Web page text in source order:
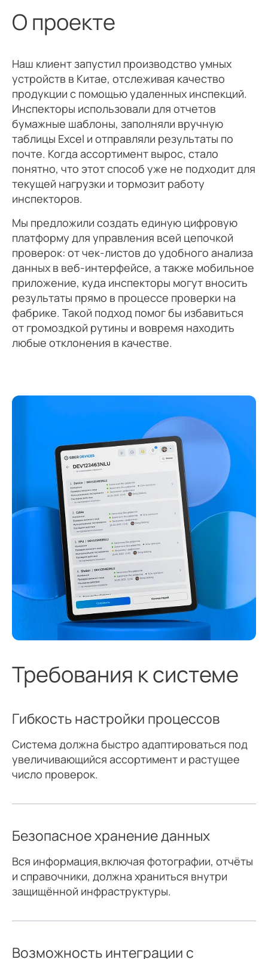
О проекте
Наш клиент запустил производство умных
устройств в Китае, отслеживая качество
продукции с помощью удаленных инспекций.
Инспекторы использовали для отчетов
бумажные шаблоны, заполняли вручную
таблицы Excel и отправляли результаты по
почте. Когда ассортимент вырос, стало
понятно, что этот способ уже не подходит для
текущей нагрузки и тормозит работу
инспекторов.
Мы предложили создать единую цифровую
платформу для управления всей цепочкой
проверок: от чек-листов до удобного анализа
данных в веб-интерфейсе, а также мобильное
приложение, куда инспекторы могут вносить
результаты прямо в процессе проверки на
фабрике. Такой подход помог бы избавиться
от громоздкой рутины и вовремя находить
любые отклонения в качестве.
Требования к системе
Гибкость настройки процессов
Система должна быстро адаптироваться под
увеличивающийся ассортимент и растущее
число проверок.
Безопасное хранение данных
Вся информация,включая фотографии, отчёты
и справочники, должна храниться внутри
защищённой инфраструктуры.
Возможность интеграции с